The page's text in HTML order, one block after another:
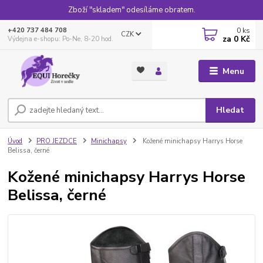
Zboží "skladem" odesíláme obratem.
Menu
CZK
Hledat
+420 737 484 708
Výdejna e-shopu: Po-Ne, 8-20 hod.
0 ks
za 0 Kč
Úvod PRO JEZDCE Minichapsy
Kožené minichapsy Harrys Horse
Belissa, černé
Kožené minichapsy Harrys Horse
Belissa, černé